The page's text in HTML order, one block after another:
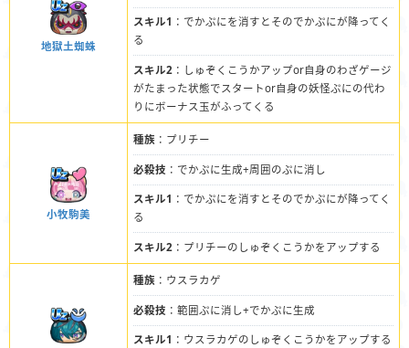
地獄土蜘蛛
スキル1 ：でかぷにを消すとそのでかぷにが降ってく
る
スキル2 ：しゅぞくこうかアップor自身のわざゲージ
がたまった状態でスタートor自身の妖怪ぷにの代わ
りにボーナス玉がふってくる
小牧駒美
種族 ：プリチー
必殺技 ：でかぷに生成+周囲のぷに消し
スキル1 ：でかぷにを消すとそのでかぷにが降ってく
る
スキル2 ：プリチーのしゅぞくこうかをアップする
種族 ：ウスラカゲ
必殺技 ：範囲ぷに消し+でかぷに生成
スキル1 ：ウスラカゲのしゅぞくこうかをアップする